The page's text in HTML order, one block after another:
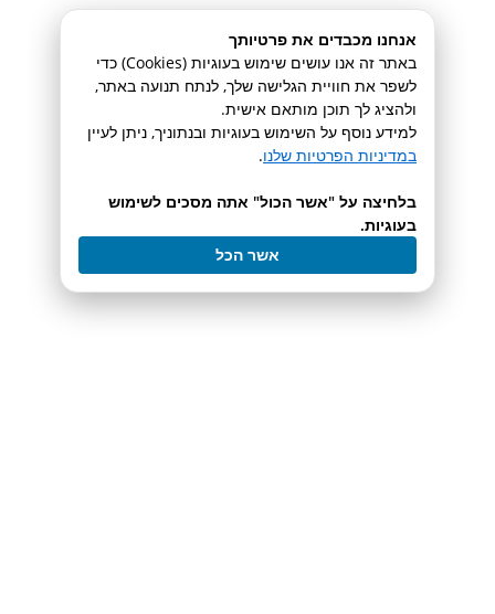
מוצרים בקטגוריה
Teledyne ISCO Webinar
אנחנו מכבדים את פרטיותך
באתר זה אנו עושים שימוש בעוגיות (Cookies) כדי
לשפר את חוויית הגלישה שלך, לנתח תנועה באתר,
ולהציג לך תוכן מותאם אישית.
למידע נוסף על השימוש בעוגיות ובנתוניך, ניתן לעיין
במדיניות הפרטיות שלנו.
בלחיצה על "אשר הכול" אתה מסכים לשימוש
בעוגיות.
אשר הכל